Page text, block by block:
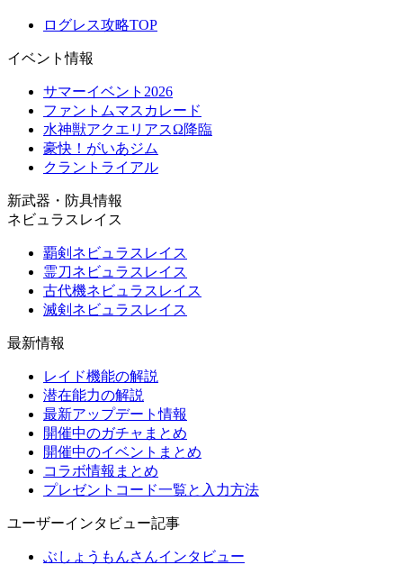
ログレス攻略TOP
イベント情報
サマーイベント2026
ファントムマスカレード
水神獣アクエリアスΩ降臨
豪快！がいあジム
クラントライアル
新武器・防具情報
ネビュラスレイス
覇剣ネビュラスレイス
霊刀ネビュラスレイス
古代機ネビュラスレイス
滅剣ネビュラスレイス
最新情報
レイド機能の解説
潜在能力の解説
最新アップデート情報
開催中のガチャまとめ
開催中のイベントまとめ
コラボ情報まとめ
プレゼントコード一覧と入力方法
ユーザーインタビュー記事
ぶしょうもんさんインタビュー